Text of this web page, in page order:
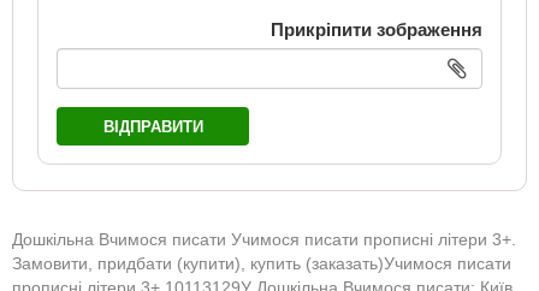
Прикріпити зображення
ВІДПРАВИТИ
Дошкільна Вчимося писати Учимося писати прописні літери 3+.
Замовити, придбати (купити), купить (заказать)Учимося писати